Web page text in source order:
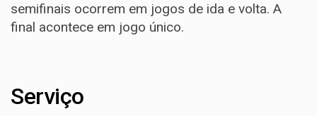
semifinais ocorrem em jogos de ida e volta. A
final acontece em jogo único.
Serviço